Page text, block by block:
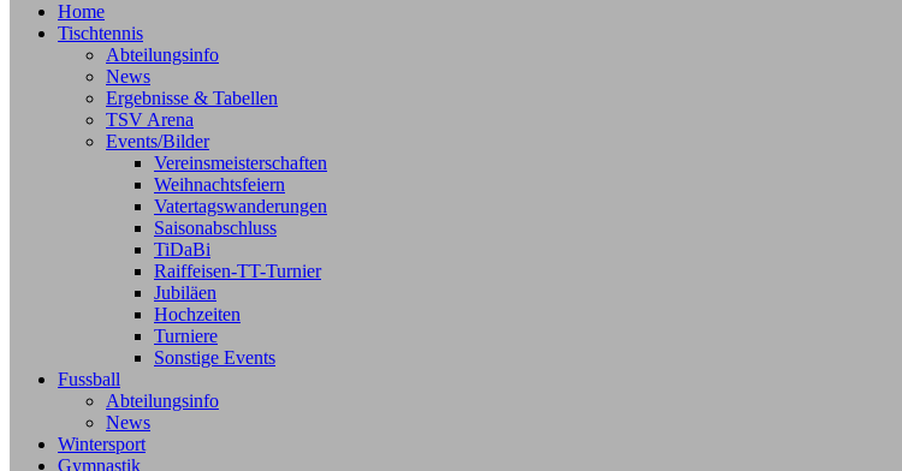
Home
Tischtennis
Abteilungsinfo
News
Ergebnisse & Tabellen
TSV Arena
Events/Bilder
Vereinsmeisterschaften
Weihnachtsfeiern
Vatertagswanderungen
Saisonabschluss
TiDaBi
Raiffeisen-TT-Turnier
Jubiläen
Hochzeiten
Turniere
Sonstige Events
Fussball
Abteilungsinfo
News
Wintersport
Gymnastik